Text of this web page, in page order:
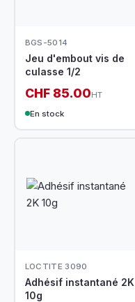
BGS-5014
Jeu d'embout vis de
culasse 1/2
CHF 85.00HT
En stock
LOCTITE 3090
Adhésif instantané 2K
10g